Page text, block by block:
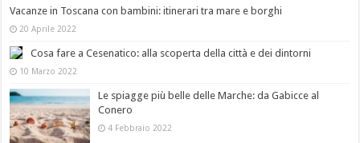
Vacanze in Toscana con bambini: itinerari tra mare e borghi
20 Aprile 2022
Cosa fare a Cesenatico: alla scoperta della città e dei dintorni
10 Marzo 2022
Le spiagge più belle delle Marche: da Gabicce al
Conero
4 Febbraio 2022